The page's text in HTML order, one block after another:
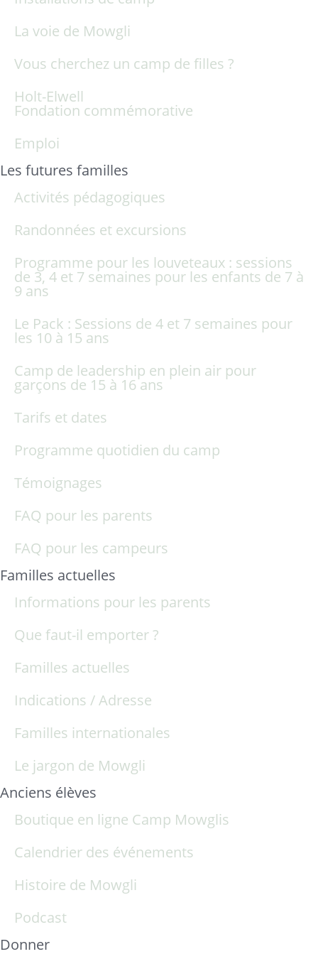
La voie de Mowgli
Vous cherchez un camp de filles ?
Holt-Elwell
Fondation commémorative
Emploi
Les futures familles
Activités pédagogiques
Randonnées et excursions
Programme pour les louveteaux : sessions
de 3, 4 et 7 semaines pour les enfants de 7 à
9 ans
Le Pack : Sessions de 4 et 7 semaines pour
les 10 à 15 ans
Camp de leadership en plein air pour
garçons de 15 à 16 ans
Tarifs et dates
Programme quotidien du camp
Témoignages
FAQ pour les parents
FAQ pour les campeurs
Familles actuelles
Informations pour les parents
Que faut-il emporter ?
Familles actuelles
Indications / Adresse
Familles internationales
Le jargon de Mowgli
Anciens élèves
Boutique en ligne Camp Mowglis
Calendrier des événements
Histoire de Mowgli
Podcast
Donner